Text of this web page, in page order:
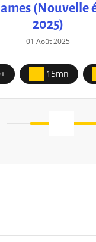
(Nouvelle
2025)
01 Août 2025
15mn